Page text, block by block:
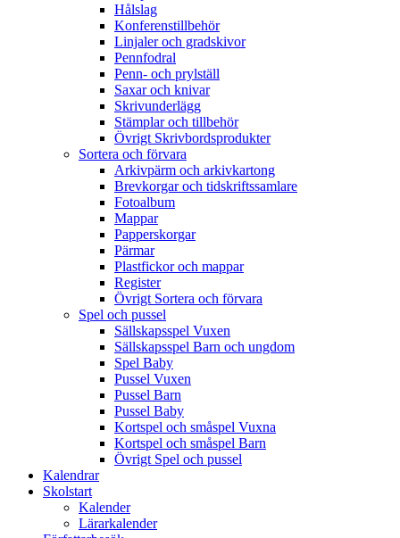
Hålslag
Konferenstillbehör
Linjaler och gradskivor
Pennfodral
Penn- och prylställ
Saxar och knivar
Skrivunderlägg
Stämplar och tillbehör
Övrigt Skrivbordsprodukter
Sortera och förvara
Arkivpärm och arkivkartong
Brevkorgar och tidskriftssamlare
Fotoalbum
Mappar
Papperskorgar
Pärmar
Plastfickor och mappar
Register
Övrigt Sortera och förvara
Spel och pussel
Sällskapsspel Vuxen
Sällskapsspel Barn och ungdom
Spel Baby
Pussel Vuxen
Pussel Barn
Pussel Baby
Kortspel och småspel Vuxna
Kortspel och småspel Barn
Övrigt Spel och pussel
Kalendrar
Skolstart
Kalender
Lärarkalender